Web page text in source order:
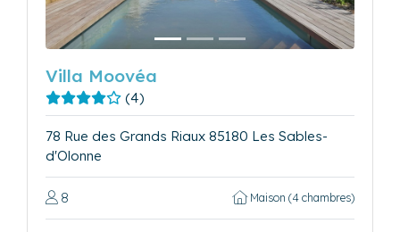
Villa Moovéa
(4)
78 Rue des Grands Riaux 85180 Les Sables-
d'Olonne
8 Maison (4 chambres)